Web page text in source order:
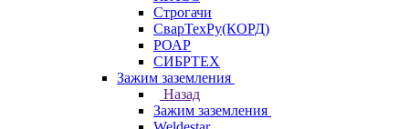
Строгачи
СварТехРу(КОРД)
РОАР
СИБРТЕХ
Зажим заземления
Назад
Зажим заземления